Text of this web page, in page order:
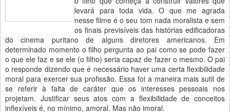
levará para toda vida. O que me agrada
nesse filme é o seu tom nada moralista e sem
os finais previsíveis das histórias edificadoras
do cinema puritano de alguns diretores americanos. Em
determinado momento o filho pergunta ao pai como se pode fazer
o que ele faz e se ele (o filho) seria capaz de fazer o mesmo. O pai
o responde dizendo que é necessário haver uma certa flexibilidade
moral para exercer sua profissão. Essa foi a maneira mais sutil de
se referir à falta de caráter que os interesses pessoais nos
projetam. Justificar seus atos com a flexibilidade de conceitos
inflexíveis é, no mínimo, amoral. Mas não imoral.